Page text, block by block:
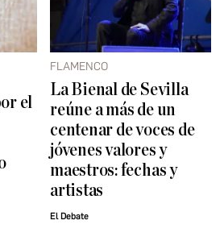
el
FLAMENCO
La Bienal de Sevilla
reúne a más de un
centenar de voces de
jóvenes valores y
maestros: fechas y
artistas
El Debate